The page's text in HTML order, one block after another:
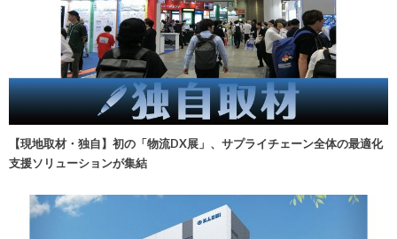
【現地取材・独自】初の「物流DX展」、サプライチェーン全体の最適化
支援ソリューションが集結